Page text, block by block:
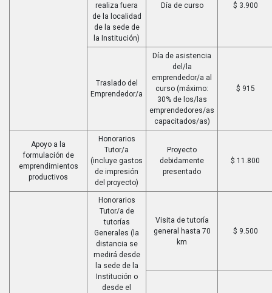
realiza fuera
de la localidad
de la sede de
la Institución)
Día de curso $ 3.900
Traslado del
Emprendedor/a
Día de asistencia
del/la
emprendedor/a al
curso (máximo:
30% de los/las
emprendedores/as
capacitados/as)
$ 915
Apoyo a la
formulación de
emprendimientos
productivos
Honorarios
Tutor/a
(incluye gastos
de impresión
del proyecto)
Proyecto
debidamente
presentado
$ 11.800
Honorarios
Tutor/a de
tutorías
Generales (la
distancia se
medirá desde
la sede de la
Institución o
desde el
Visita de tutoría
general hasta 70
km
$ 9.500